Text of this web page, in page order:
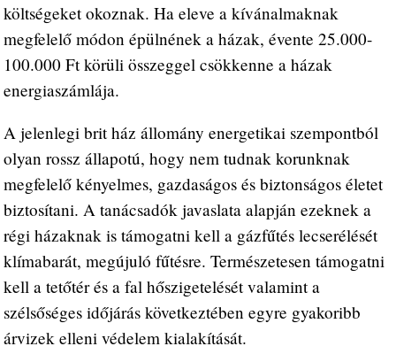
költségeket okoznak. Ha eleve a kívánalmaknak
megfelelő módon épülnének a házak, évente 25.000-
100.000 Ft körüli összeggel csökkenne a házak
energiaszámlája.
A jelenlegi brit ház állomány energetikai szempontból
olyan rossz állapotú, hogy nem tudnak korunknak
megfelelő kényelmes, gazdaságos és biztonságos életet
biztosítani. A tanácsadók javaslata alapján ezeknek a
régi házaknak is támogatni kell a gázfűtés lecserélését
klímabarát, megújuló fűtésre. Természetesen támogatni
kell a tetőtér és a fal hőszigetelését valamint a
szélsőséges időjárás következtében egyre gyakoribb
árvizek elleni védelem kialakítását.